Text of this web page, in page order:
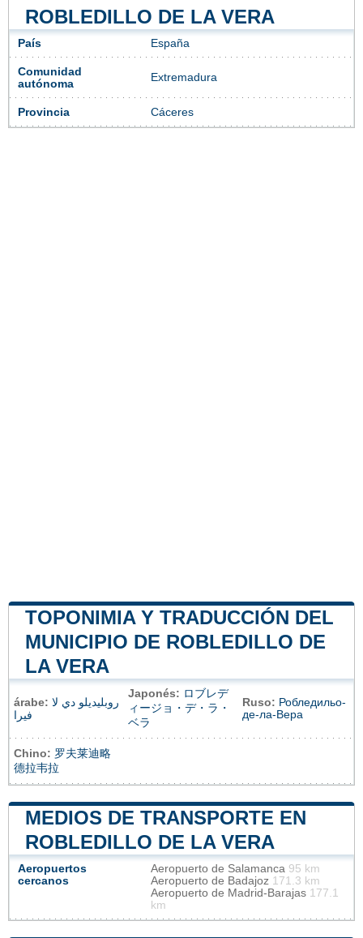
ROBLEDILLO DE LA VERA
País España
Comunidad
autónoma
Extremadura
Provincia Cáceres
TOPONIMIA Y TRADUCCIÓN DEL
MUNICIPIO DE ROBLEDILLO DE
LA VERA
árabe: روبليديلو دي لا
فيرا
Japonés: ロブレデ
ィージョ・デ・ラ・
ベラ
Ruso: Робледильо-
де-ла-Вера
Chino: 罗夫莱迪略
德拉韦拉
MEDIOS DE TRANSPORTE EN
ROBLEDILLO DE LA VERA
Aeropuertos
cercanos
Aeropuerto de Salamanca 95 km
Aeropuerto de Badajoz 171.3 km
Aeropuerto de Madrid-Barajas 177.1
km